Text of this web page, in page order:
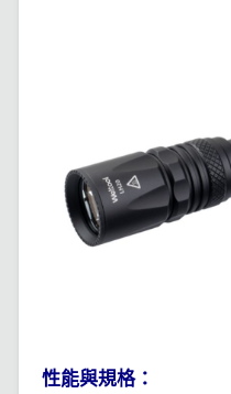
性能與規格：